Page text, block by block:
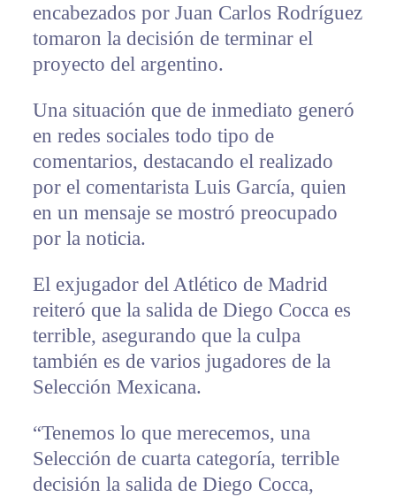
encabezados por Juan Carlos Rodríguez
tomaron la decisión de terminar el
proyecto del argentino.
Una situación que de inmediato generó
en redes sociales todo tipo de
comentarios, destacando el realizado
por el comentarista Luis García, quien
en un mensaje se mostró preocupado
por la noticia.
El exjugador del Atlético de Madrid
reiteró que la salida de Diego Cocca es
terrible, asegurando que la culpa
también es de varios jugadores de la
Selección Mexicana.
“Tenemos lo que merecemos, una
Selección de cuarta categoría, terrible
decisión la salida de Diego Cocca,